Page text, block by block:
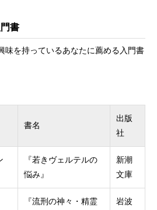
書
味を持っているあなたに薦める入門書
書名
出版
社
『若きヴェルテルの
悩み』
新潮
文庫
『流刑の神々・精霊
岩波